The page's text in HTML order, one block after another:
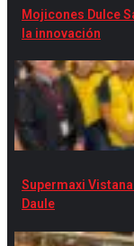
Mojicones Dulce
la innovación
Supermaxi
Daule